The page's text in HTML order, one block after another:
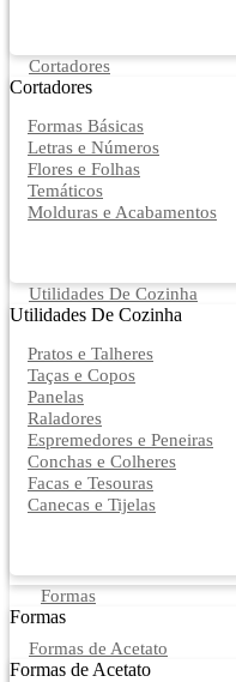
Cortadores
Cortadores
Formas Básicas
Letras e Números
Flores e Folhas
Temáticos
Molduras e Acabamentos
Utilidades De Cozinha
Utilidades De Cozinha
Pratos e Talheres
Taças e Copos
Panelas
Raladores
Espremedores e Peneiras
Conchas e Colheres
Facas e Tesouras
Canecas e Tijelas
Formas
Formas
Formas de Acetato
Formas de Acetato